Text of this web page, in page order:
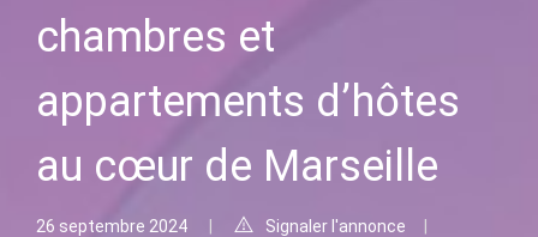
chambres et
appartements d’hôtes
au cœur de Marseille
26 septembre 2024
Signaler l'annonce